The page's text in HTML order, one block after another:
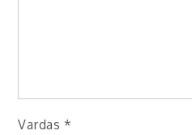
Vardas *